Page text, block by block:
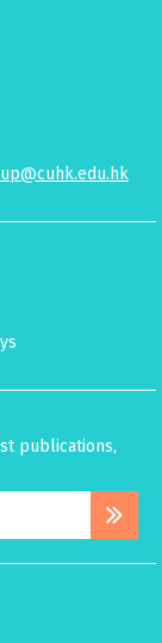
publications,